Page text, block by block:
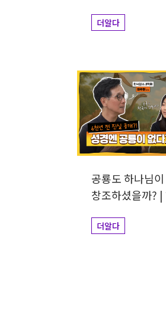
더알다
공룡도 하나님이
창조하셨을까? |
더알다